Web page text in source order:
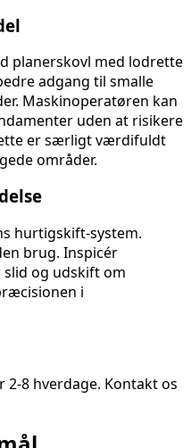
planerskovl med lodrette
adgang til smalle
Maskinoperatøren kan
uden at risikere
er særligt værdifuldt
områder.
hurtigskift-system.
brug. Inspicér
og udskift om
i
2-8 hverdage. Kontakt os